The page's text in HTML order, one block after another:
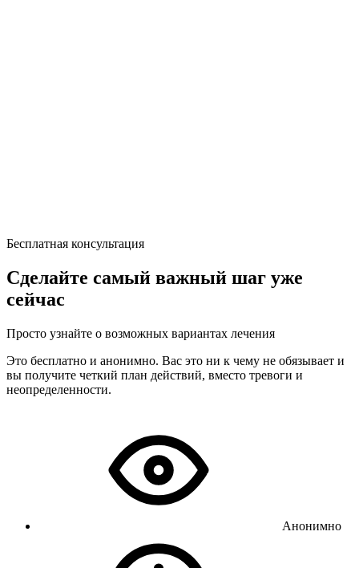
Бесплатная консультация
Сделайте самый важный шаг уже
сейчас
Просто узнайте о возможных вариантах лечения
Это бесплатно и анонимно. Вас это ни к чему не обязывает и
вы получите четкий план действий, вместо тревоги и
неопределенности.
Анонимно